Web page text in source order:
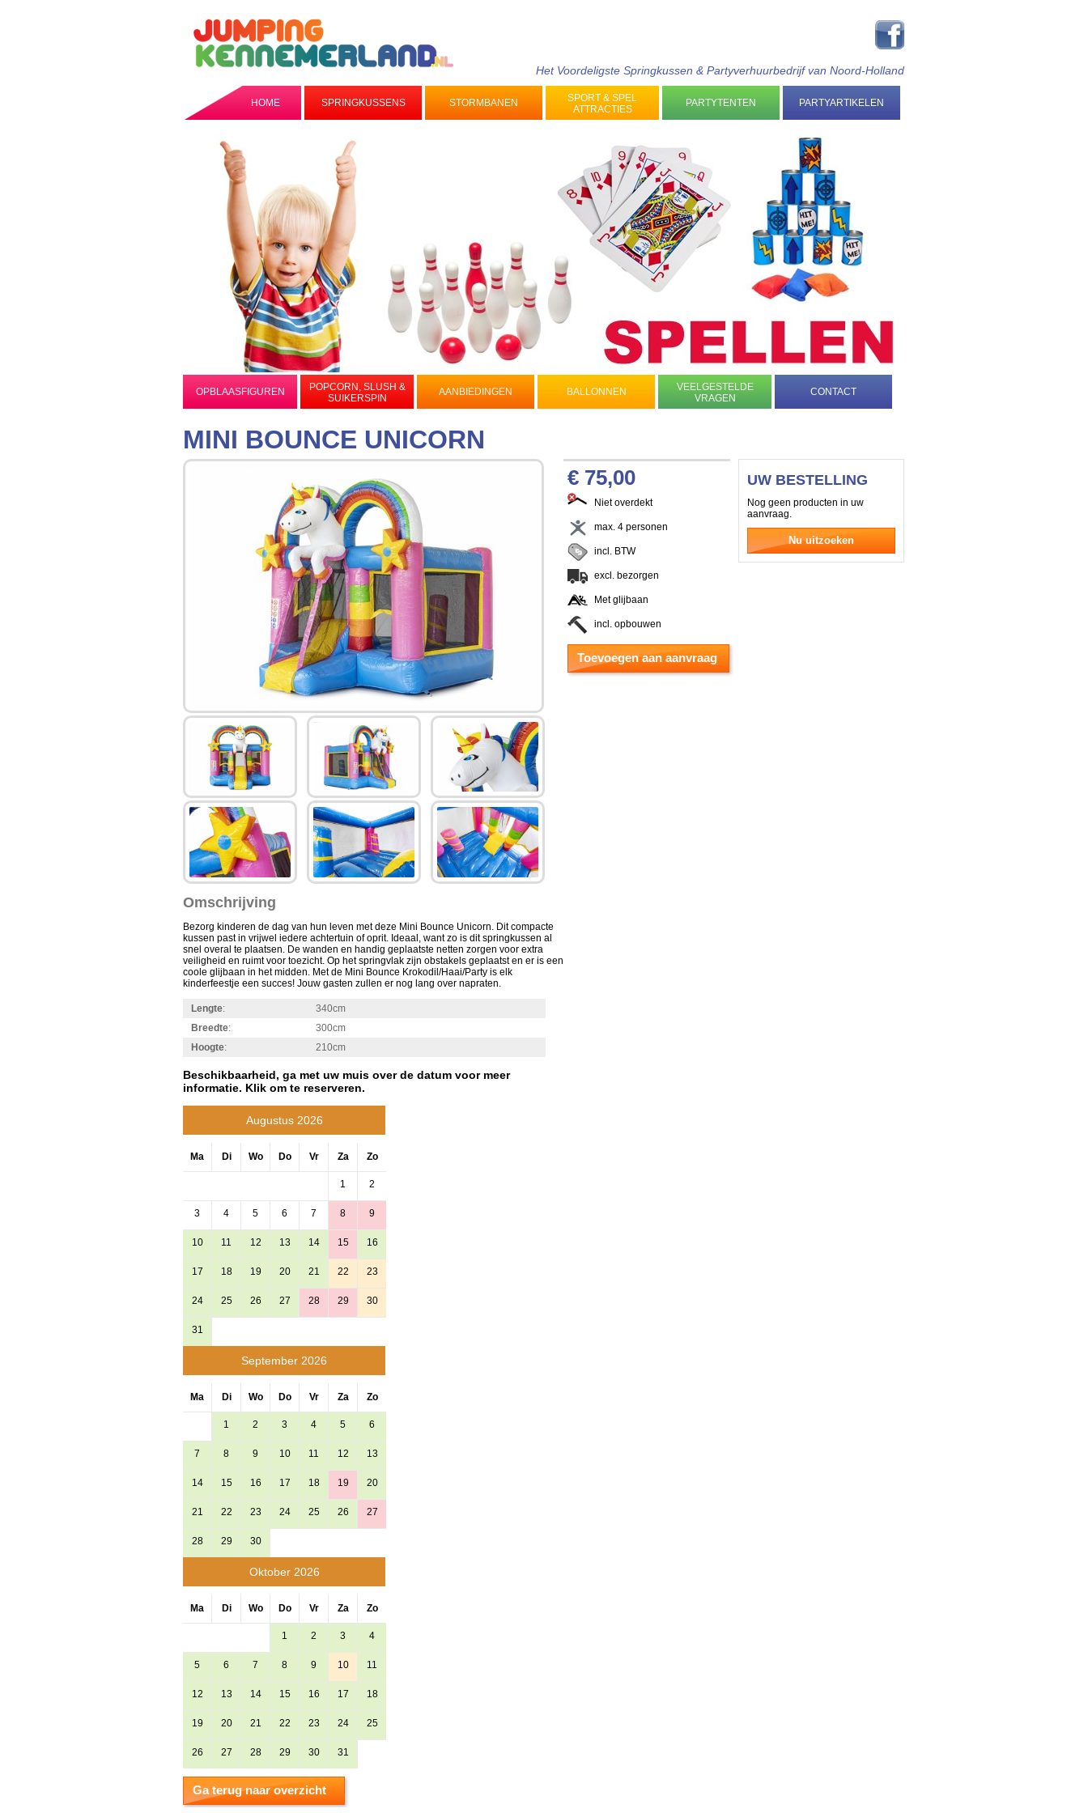
Het Voordeligste Springkussen & Partyverhuurbedrijf van Noord-Holland
HOME SPRINGKUSSENS STORMBANEN
SPORT & SPEL
ATTRACTIES
PARTYTENTEN PARTYARTIKELEN
OPBLAASFIGUREN
POPCORN, SLUSH &
SUIKERSPIN
AANBIEDINGEN BALLONNEN
VEELGESTELDE
VRAGEN
CONTACT
MINI BOUNCE UNICORN
Omschrijving
Bezorg kinderen de dag van hun leven met deze Mini Bounce Unicorn. Dit compacte
kussen past in vrijwel iedere achtertuin of oprit. Ideaal, want zo is dit springkussen al
snel overal te plaatsen. De wanden en handig geplaatste netten zorgen voor extra
veiligheid en ruimt voor toezicht. Op het springvlak zijn obstakels geplaatst en er is een
coole glijbaan in het midden. Met de Mini Bounce Krokodil/Haai/Party is elk
kinderfeestje een succes! Jouw gasten zullen er nog lang over napraten.
Lengte:
340cm
Breedte:
300cm
Hoogte: 210cm
Beschikbaarheid, ga met uw muis over de datum voor meer
informatie. Klik om te reserveren.
Augustus 2026
Ma Di Wo Do Vr Za Zo
1 2
3 4 5 6 7 8 9
10 11 12 13 14 15 16
17 18 19 20 21 22 23
24 25 26 27 28 29 30
31
September 2026
Ma Di Wo Do Vr Za Zo
1 2 3 4 5 6
7 8 9 10 11 12 13
14 15 16 17 18 19 20
21 22 23 24 25 26 27
28 29 30
Oktober 2026
Ma Di Wo Do Vr Za Zo
1 2 3 4
5 6 7 8 9 10 11
12 13 14 15 16 17 18
19 20 21 22 23 24 25
26 27 28 29 30 31
Ga terug naar overzicht
€ 75,00
Niet overdekt
max. 4 personen
incl. BTW
excl. bezorgen
Met glijbaan
incl. opbouwen
Toevoegen aan aanvraag
UW BESTELLING
Nog geen producten in uw
aanvraag.
Nu uitzoeken